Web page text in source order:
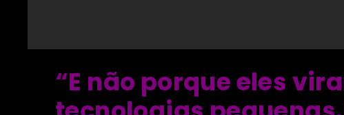
“E não porque eles